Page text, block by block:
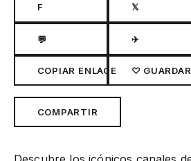
F 𝕏
💬 ✈
COPIAR ENLACE ♡ GUARDAR
COMPARTIR